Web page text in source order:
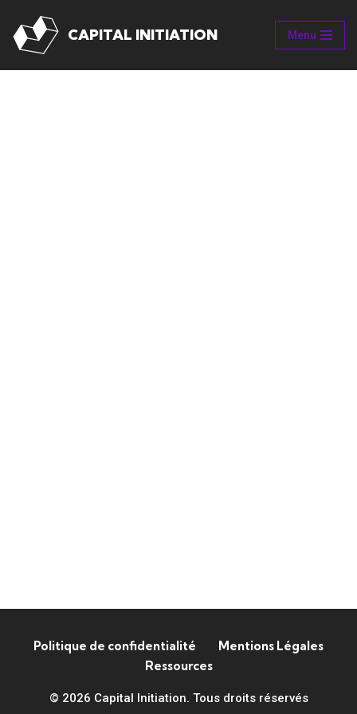
Aller
CAPITAL INITIATION Menu
Politique de confidentialité
Mentions Légales
Ressources
© 2026 Capital Initiation. Tous droits réservés